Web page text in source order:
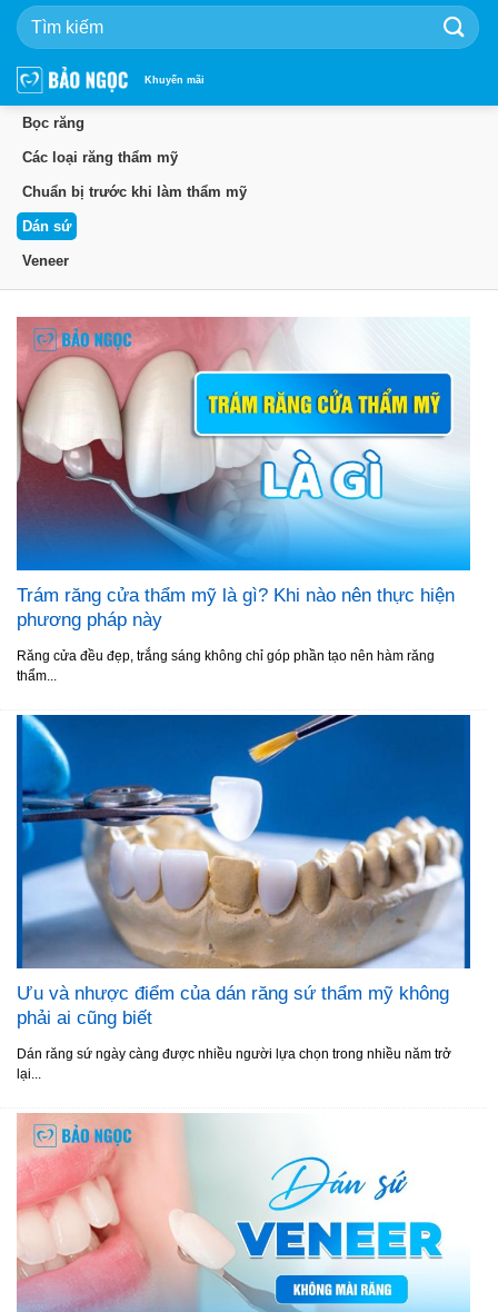
qua
dung
Khuyến mãi
Bọc răng
Các loại răng thẩm mỹ
Chuẩn bị trước khi làm thẩm mỹ
Dán sứ
Veneer
Trám răng cửa thẩm mỹ là gì? Khi nào nên thực hiện
phương pháp này
Răng cửa đều đẹp, trắng sáng không chỉ góp phần tạo nên hàm răng
thẩm...
Ưu và nhược điểm của dán răng sứ thẩm mỹ không
phải ai cũng biết
Dán răng sứ ngày càng được nhiều người lựa chọn trong nhiều năm trở
lại...